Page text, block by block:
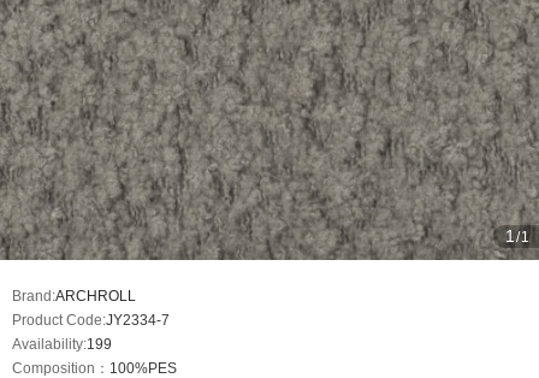
1 /1
Brand:ARCHROLL
Product Code:JY2334-7
Availability:199
Composition： 100%PES